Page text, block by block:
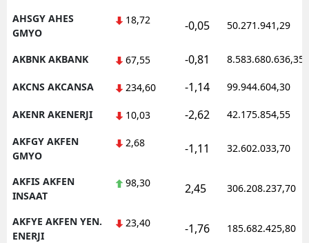
AHSGY AHES
GMYO
18,72 -0,05 50.271.941,29
AKBNK AKBANK 67,55 -0,81 8.583.680.636,35
AKCNS AKCANSA 234,60 -1,14 99.944.604,30
AKENR AKENERJI 10,03 -2,62 42.175.854,55
AKFGY AKFEN
GMYO
2,68 -1,11 32.602.033,70
AKFIS AKFEN
INSAAT
98,30 2,45 306.208.237,70
AKFYE AKFEN YEN.
ENERJI
23,40 -1,76 185.682.425,80